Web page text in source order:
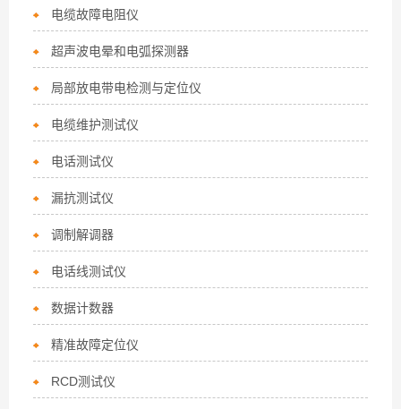
电缆故障电阻仪
超声波电晕和电弧探测器
局部放电带电检测与定位仪
电缆维护测试仪
电话测试仪
漏抗测试仪
调制解调器
电话线测试仪
数据计数器
精准故障定位仪
RCD测试仪